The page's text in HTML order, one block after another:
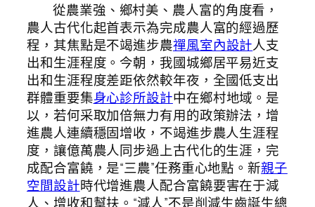
從農業強、鄉村美、農人富的角度看，
農人古代化起首表示為完成農人富的經過歷
程，其焦點是不竭進步農禪風室內設計人支
出和生涯程度。今朝，我國城鄉居平易近支
出和生涯程度差距依然較年夜，全國低支出
群體重要集身心診所設計中在鄉村地域。是
以，若何采取加倍無力有用的政策辦法，增
進農人連續穩固增收，不竭進步農人生涯程
度，讓億萬農人同步過上古代化的生涯，完
成配合富饒，是“三農”任務重心地點。新親子
空間設計時代增進農人配合富饒要害在于減
人、增收和幫扶。“減人”不是削減生齒誕生總